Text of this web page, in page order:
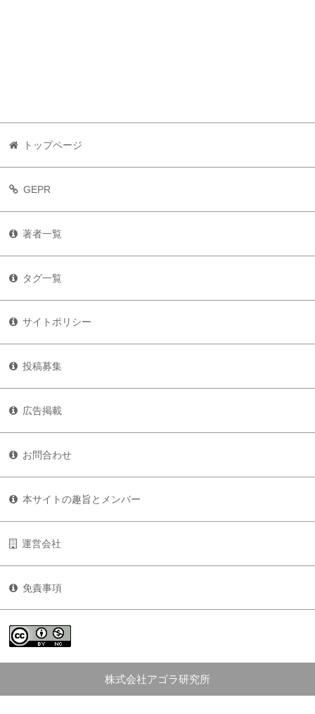
トップページ
GEPR
著者一覧
タグ一覧
サイトポリシー
投稿募集
広告掲載
お問合わせ
本サイトの趣旨とメンバー
運営会社
免責事項
株式会社アゴラ研究所